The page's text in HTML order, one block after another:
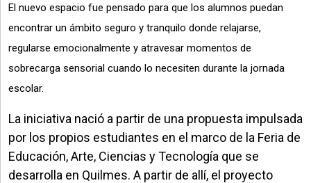
El nuevo espacio fue pensado para que los alumnos puedan
encontrar un ámbito seguro y tranquilo donde relajarse,
regularse emocionalmente y atravesar momentos de
sobrecarga sensorial cuando lo necesiten durante la jornada
escolar.
La iniciativa nació a partir de una propuesta impulsada
por los propios estudiantes en el marco de la Feria de
Educación, Arte, Ciencias y Tecnología que se
desarrolla en Quilmes. A partir de allí, el proyecto